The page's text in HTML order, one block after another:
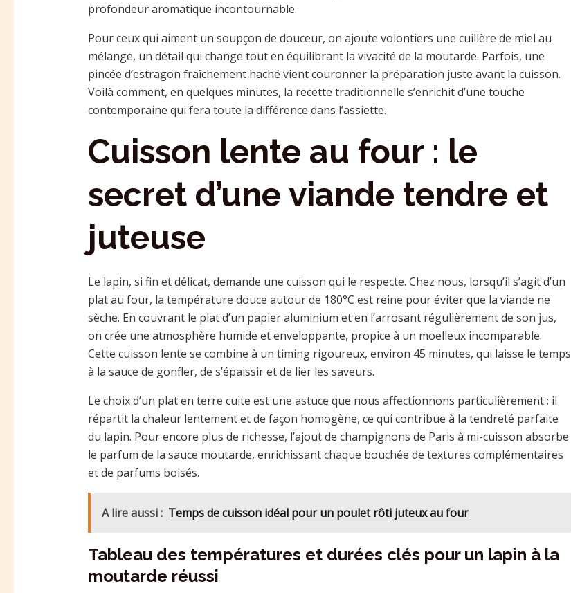
profondeur aromatique incontournable.
Pour ceux qui aiment un soupçon de douceur, on ajoute volontiers une cuillère de miel au
mélange, un détail qui change tout en équilibrant la vivacité de la moutarde. Parfois, une
pincée d’estragon fraîchement haché vient couronner la préparation juste avant la cuisson.
Voilà comment, en quelques minutes, la recette traditionnelle s’enrichit d’une touche
contemporaine qui fera toute la différence dans l’assiette.
Cuisson lente au four : le
secret d’une viande tendre et
juteuse
Le lapin, si fin et délicat, demande une cuisson qui le respecte. Chez nous, lorsqu’il s’agit d’un
plat au four, la température douce autour de 180°C est reine pour éviter que la viande ne
sèche. En couvrant le plat d’un papier aluminium et en l’arrosant régulièrement de son jus,
on crée une atmosphère humide et enveloppante, propice à un moelleux incomparable.
Cette cuisson lente se combine à un timing rigoureux, environ 45 minutes, qui laisse le temps
à la sauce de gonfler, de s’épaissir et de lier les saveurs.
Le choix d’un plat en terre cuite est une astuce que nous affectionnons particulièrement : il
répartit la chaleur lentement et de façon homogène, ce qui contribue à la tendreté parfaite
du lapin. Pour encore plus de richesse, l’ajout de champignons de Paris à mi-cuisson absorbe
le parfum de la sauce moutarde, enrichissant chaque bouchée de textures complémentaires
et de parfums boisés.
A lire aussi : Temps de cuisson idéal pour un poulet rôti juteux au four
Tableau des températures et durées clés pour un lapin à la
moutarde réussi